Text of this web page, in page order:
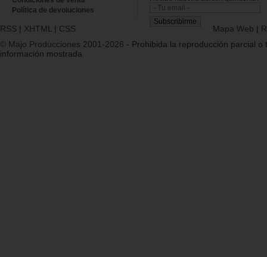
Política de devoluciones
RSS | XHTML | CSS Mapa Web |
© Majo Producciones 2001-2026 - Prohibida la reproducción parcial o
información mostrada